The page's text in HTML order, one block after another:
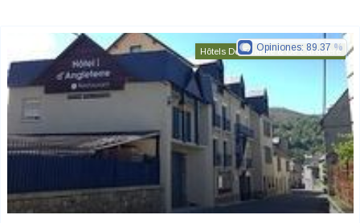
Hôtels De Charme & De Caractère
Opiniones: 89.37